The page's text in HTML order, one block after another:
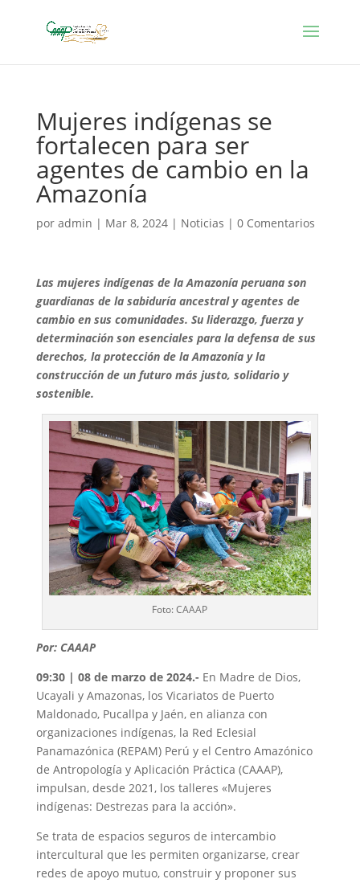
Mujeres indígenas se
fortalecen para ser
agentes de cambio en la
Amazonía
por admin | Mar 8, 2024| Noticias | 0 Comentarios
Las mujeres indígenas de la Amazonía peruana son
guardianas de la sabiduría ancestral y agentes de
cambio en sus comunidades. Su liderazgo, fuerza y
determinación son esenciales para la defensa de sus
derechos, la protección de la Amazonía y la
construcción de un futuro más justo, solidario y
sostenible.
Foto: CAAAP
Por: CAAAP
09:30 | 08 de marzo de 2024.- En Madre de Dios,
Ucayali y Amazonas, los Vicariatos de Puerto
Maldonado, Pucallpa y Jaén, en alianza con
organizaciones indígenas, la Red Eclesial
Panamazónica (REPAM) Perú y el Centro Amazónico
de Antropología y Aplicación Práctica (CAAAP),
impulsan, desde 2021, los talleres «Mujeres
indígenas: Destrezas para la acción».
Se trata de espacios seguros de intercambio
intercultural que les permiten organizarse, crear
redes de apoyo mutuo, construir y proponer sus